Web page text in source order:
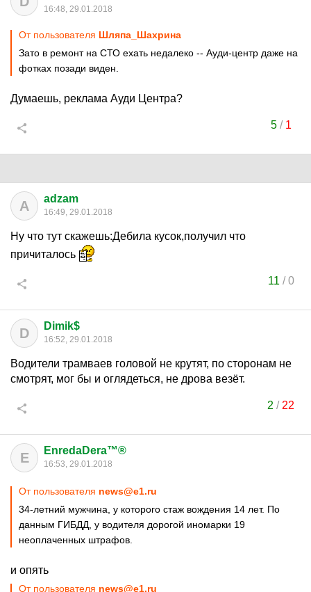
16:48, 29.01.2018
От пользователя Шляпа_Шахрина
Зато в ремонт на СТО ехать недалеко -- Ауди-центр даже на
фотках позади виден.
Думаешь, реклама Ауди Центра?
5/ 1
A adzam
16:49, 29.01.2018
Ну что тут скажешь:Дебила кусок,получил что
причиталось
11 /0
D Dimik$
16:52, 29.01.2018
Водители трамваев головой не крутят, по сторонам не
смотрят, мог бы и оглядеться, не дрова везёт.
2 / 22
E EnredaDera™®
16:53, 29.01.2018
От пользователя news@e1.ru
34-летний мужчина, у которого стаж вождения 14 лет. По
данным ГИБДД, у водителя дорогой иномарки 19
неоплаченных штрафов.
и опять
От пользователя news@e1.ru